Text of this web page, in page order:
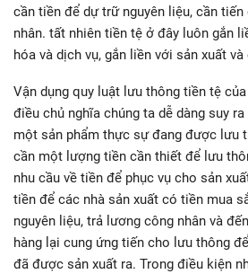
cần tiền để dự trữ nguyên liệu, cần
nhân. tất nhiên tiền tệ ở đây luôn gắn
hóa và dịch vụ, gắn liền với sản xuất và
Vận dụng quy luật lưu thông tiền tệ
điều chủ nghĩa chúng ta dễ dàng suy
một sản phẩm thực sự đang được lưu
cần một lượng tiền cần thiết để lưu
nhu cầu về tiền để phục vụ cho sản
tiền để các nhà sản xuất có tiền mua
nguyên liệu, trả lương công nhân và
hàng lại cung ứng tiến cho lưu thông
đã được sản xuất ra. Trong điều kiện